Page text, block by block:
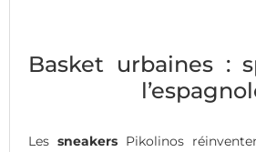
Basket urbaines :
Les sneakers Pikolinos